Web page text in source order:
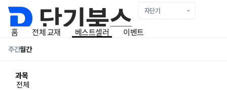
홈 전체 교재 베스트셀러 이벤트
베스트셀러 리스트
주간월간
과목
전체